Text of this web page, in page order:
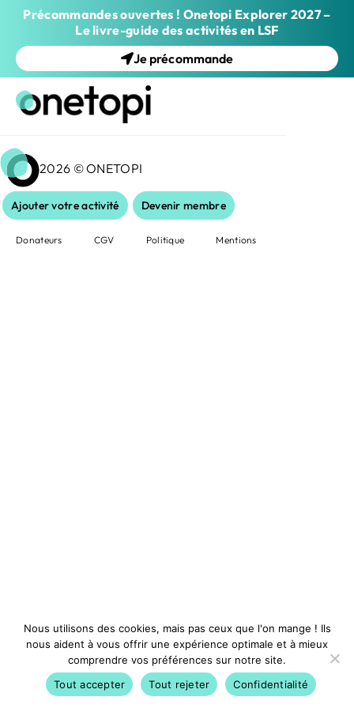
Précommandes ouvertes ! Onetopi Explorer 2027 –
Le livre-guide des activités en LSF
Je précommande
Activités Avantages Conférences Compte
2026 © ONETOPI
Ajouter votre activité Devenir membre
Donateurs CGV Politique Mentions
Nous utilisons des cookies, mais pas ceux que l'on mange ! Ils
nous aident à vous offrir une expérience optimale et à mieux
comprendre vos préférences sur notre site.
Tout accepter
Tout rejeter Confidentialité